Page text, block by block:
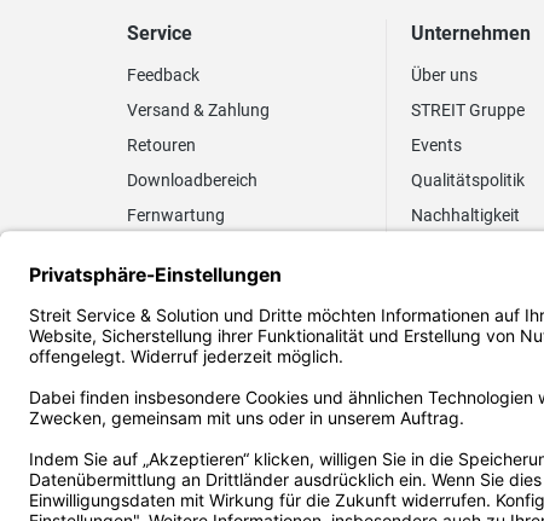
Service
Feedback
Versand & Zahlung
Retouren
Downloadbereich
Fernwartung
Elektronischer
Rechnungsversand
FAQ EUDR
Unternehmen
Über uns
STREIT Gruppe
Events
Qualitätspolitik
Nachhaltigkeit